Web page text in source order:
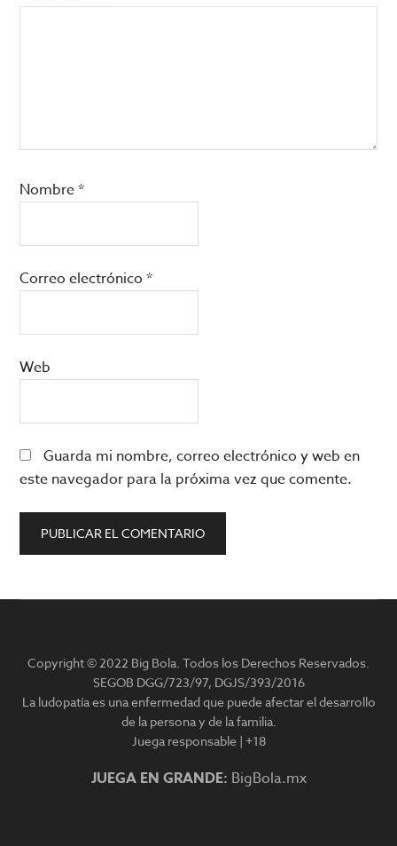
Nombre*
Correo electrónico*
Web
Guarda mi nombre, correo electrónico y web en
este navegador para la próxima vez que comente.
principal
Copyright © 2022 Big Bola. Todos los Derechos Reservados.
SEGOB DGG/723/97, DGJS/393/2016
La ludopatía es una enfermedad que puede afectar el desarrollo
de la persona y de la familia.
Juega responsable | +18
JUEGA EN GRANDE: BigBola.mx